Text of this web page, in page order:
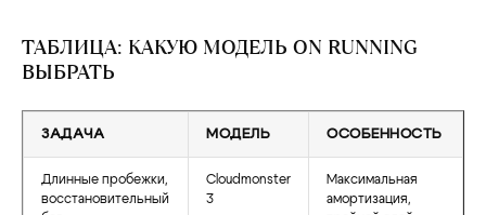
ТАБЛИЦА: КАКУЮ МОДЕЛЬ ON RUNNING
ВЫБРАТЬ
ЗАДАЧА МОДЕЛЬ ОСОБЕННОСТЬ
Длинные пробежки,
восстановительный
Cloudmonster
3
Максимальная
амортизация,